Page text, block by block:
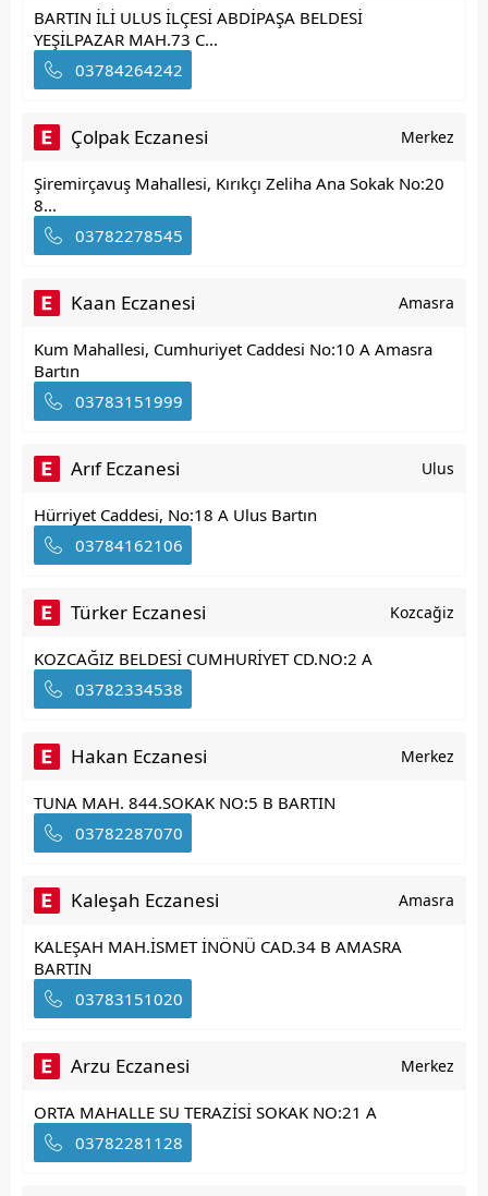
BARTIN İLİ ULUS İLÇESİ ABDİPAŞA BELDESİ
YEŞİLPAZAR MAH.73 C...
03784264242
Çolpak Eczanesi Merkez
Şiremirçavuş Mahallesi, Kırıkçı Zeliha Ana Sokak No:20
8...
03782278545
Kaan Eczanesi Amasra
Kum Mahallesi, Cumhuriyet Caddesi No:10 A Amasra
Bartın
03783151999
Arıf Eczanesi Ulus
Hürriyet Caddesi, No:18 A Ulus Bartın
03784162106
Türker Eczanesi Kozcağiz
KOZCAĞIZ BELDESİ CUMHURİYET CD.NO:2 A
03782334538
Hakan Eczanesi Merkez
TUNA MAH. 844.SOKAK NO:5 B BARTIN
03782287070
Kaleşah Eczanesi Amasra
KALEŞAH MAH.İSMET İNÖNÜ CAD.34 B AMASRA
BARTIN
03783151020
Arzu Eczanesi Merkez
ORTA MAHALLE SU TERAZİSİ SOKAK NO:21 A
03782281128